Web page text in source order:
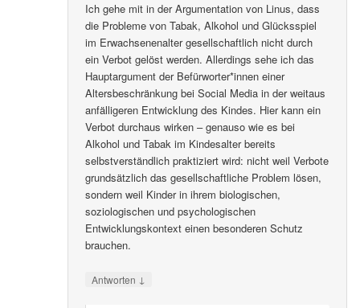
Ich gehe mit in der Argumentation von Linus, dass
die Probleme von Tabak, Alkohol und Glücksspiel
im Erwachsenenalter gesellschaftlich nicht durch
ein Verbot gelöst werden. Allerdings sehe ich das
Hauptargument der Befürworter*innen einer
Altersbeschränkung bei Social Media in der weitaus
anfälligeren Entwicklung des Kindes. Hier kann ein
Verbot durchaus wirken – genauso wie es bei
Alkohol und Tabak im Kindesalter bereits
selbstverständlich praktiziert wird: nicht weil Verbote
grundsätzlich das gesellschaftliche Problem lösen,
sondern weil Kinder in ihrem biologischen,
soziologischen und psychologischen
Entwicklungskontext einen besonderen Schutz
brauchen.
Antworten ↓